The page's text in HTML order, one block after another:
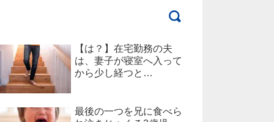
【は？】在宅勤務の夫
は、妻子が寝室へ入って
から少し経つと…
最後の一つを兄に食べら